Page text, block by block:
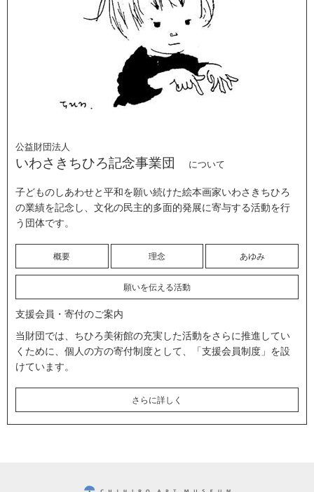
公益財団法人
いわさきちひろ記念事業団 について
子どものしあわせと平和を願い続けた絵本画家いわさきちひろ
の業績を記念し、文化の民主的多面的発展に寄与する活動を行
う団体です。
概要 理念 あゆみ
願いを伝える活動
支援会員・寄付のご案内
当財団では、ちひろ美術館の充実した活動をさらに推進してい
くために、個人の方の寄付制度として、「支援会員制度」を設
けています。
さらに詳しく